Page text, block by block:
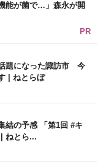
能が菌で…」森永が開
PR
題になった諏訪市 今
| ねとらぼ
結の予感 「第1回 #キ
ねとら...